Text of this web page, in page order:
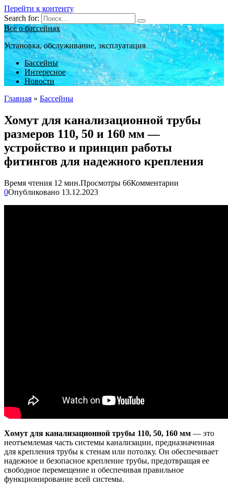
Перейти к контенту
Search for:
Все о бассейнах
Установка, обслуживание, эксплуатация
Бассейны
Интересное
Новости
Главная » Бассейны
Хомут для канализационной трубы
размеров 110, 50 и 160 мм —
устройство и принцип работы
фитингов для надежного крепления
Время чтения 12 мин.Просмотры 66Комментарии
0Опубликовано 13.12.2023
Хомут для канализационной трубы 110, 50, 160 мм — это
неотъемлемая часть системы канализации, предназначенная
для крепления трубы к стенам или потолку. Он обеспечивает
надежное и безопасное крепление трубы, предотвращая ее
свободное перемещение и обеспечивая правильное
функционирование всей системы.